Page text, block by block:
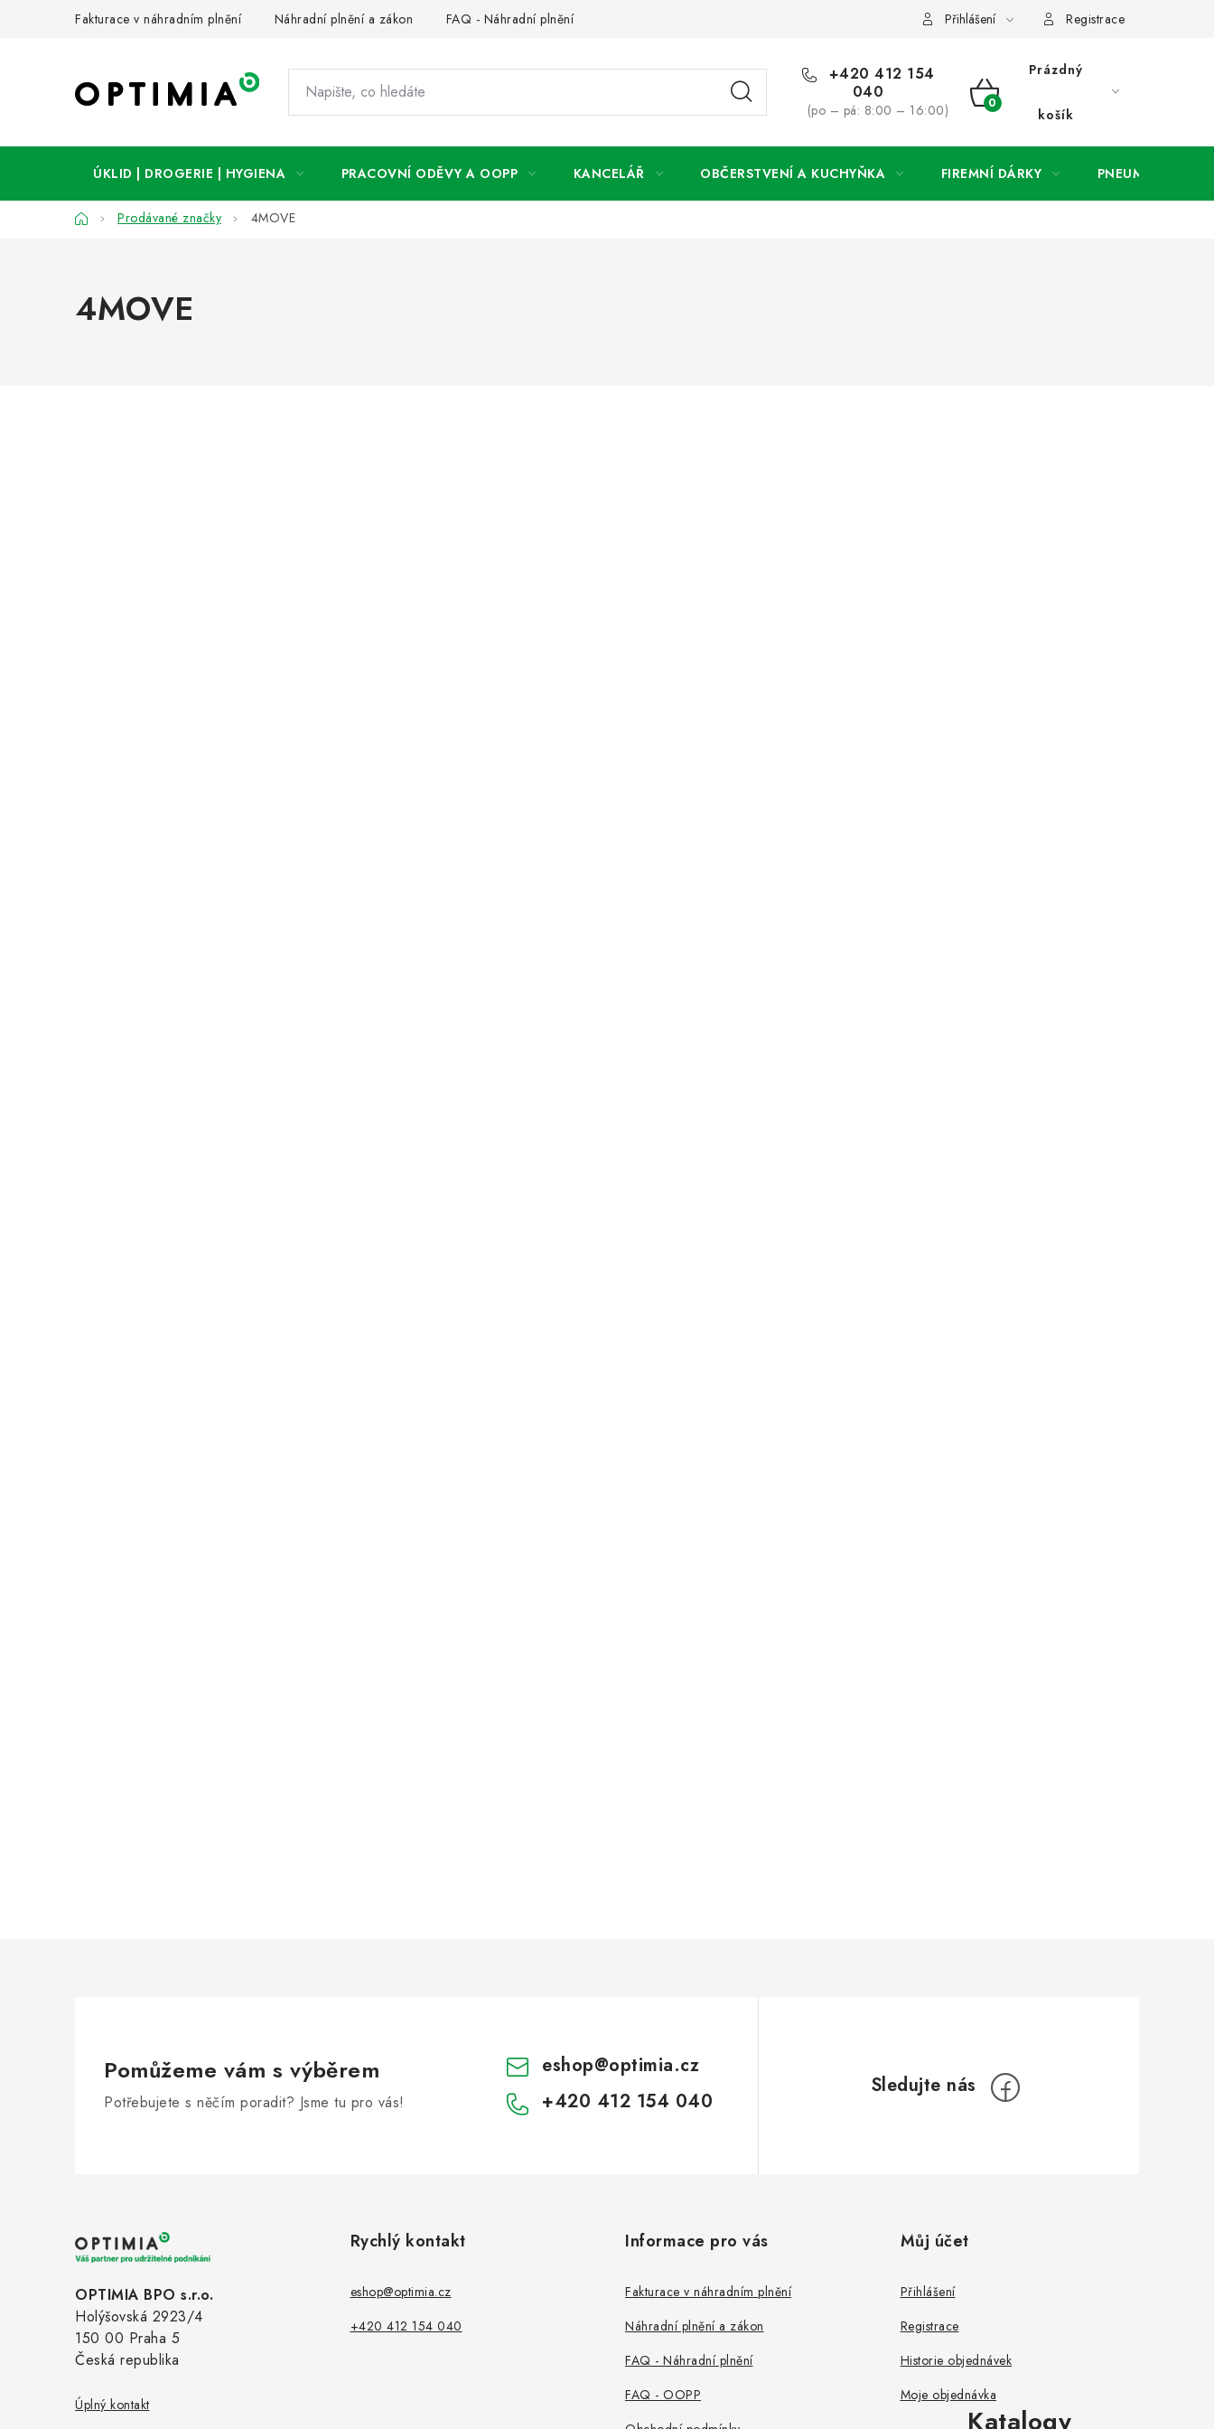
Fakturace v náhradním plnění Náhradní plnění a zákon FAQ - Náhradní plnění Podmínky ochrany osobních údajů O společnosti a
Přihlášení Registrace
+420 412 154
040
(po – pá: 8:00 – 16:00)
NÁKUPNÍ
KOŠÍK
Prázdný
košík
ÚKLID | DROGERIE | HYGIENA PRACOVNÍ ODĚVY A OOPP KANCELÁŘ OBČERSTVENÍ A KUCHYŇKA FIREMNÍ DÁRKY PNEUMATIKY
DomůProdávané značky 4MOVE
4MOVE
Pomůžeme vám s výběrem
Potřebujete s něčím poradit? Jsme tu pro vás!
eshop@optimia.cz
+420 412 154 040
OPTIMIA BPO s.r.o.
Holýšovská 2923/4
150 00 Praha 5
Česká republika
Úplný kontakt
Rychlý kontakt
eshop@optimia.cz
+420 412 154 040
Informace pro vás
Fakturace v náhradním plnění
Náhradní plnění a zákon
FAQ - Náhradní plnění
FAQ - OOPP
Můj účet
Přihlášení
Registrace
Historie objednávek
Moje objednávka